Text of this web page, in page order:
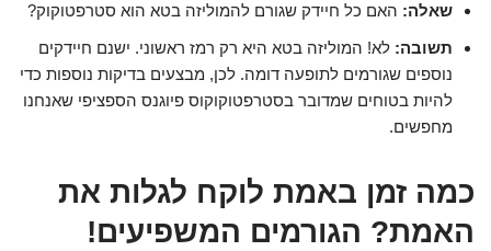
שאלה: האם כל חיידק שגורם להמוליזה בטא הוא סטרפטוקוק?
תשובה: לא! המוליזה בטא היא רק רמז ראשוני. ישנם חיידקים
נוספים שגורמים לתופעה דומה. לכן, מבצעים בדיקות נוספות כדי
להיות בטוחים שמדובר בסטרפטוקוקוס פיוגנס הספציפי שאנחנו
מחפשים.
כמה זמן באמת לוקח לגלות את
האמת? הגורמים המשפיעים!